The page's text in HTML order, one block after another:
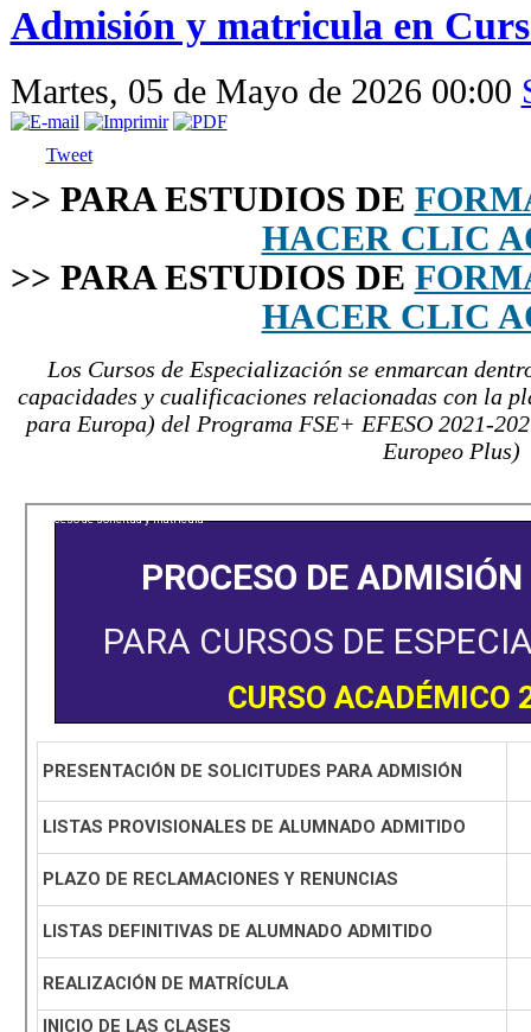
Admisión y matricula en
Martes, 05 de Mayo de 2026 00:00
Tweet
˃˃ PARA ESTUDIOS DE
HACER CLIC
˃˃ PARA ESTUDIOS DE
HACER CLIC
Los Cursos de Especialización se enmarcan
capacidades y cualificaciones relacionadas con la
para Europa) del Programa FSE+ EFESO 2021-
Europeo Plus)